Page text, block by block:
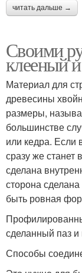
читать дальше →
Своими
клееный
Материал для
древесины
размеры,
большинстве
или кедра. Если
сразу же станет
сделана
сторона
быть ровная
сделанный паз
Способы